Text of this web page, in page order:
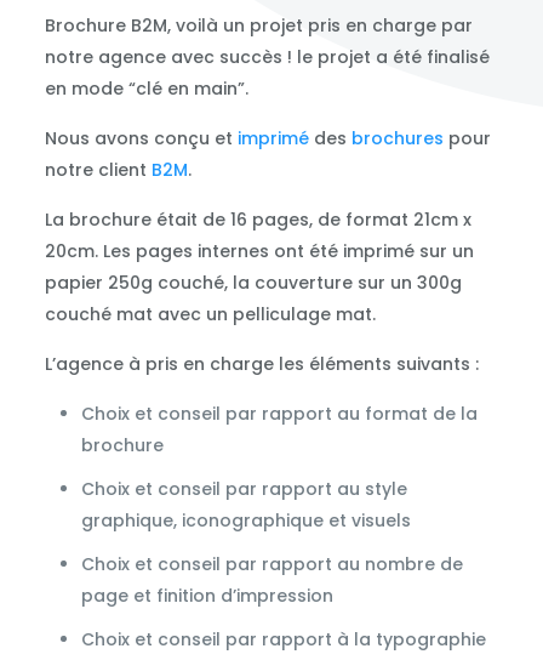
Brochure B2M, voilà un projet pris en charge par
notre agence avec succès ! le projet a été finalisé
en mode “clé en main”.
Nous avons conçu et imprimédes brochures pour
notre client B2M.
La brochure était de 16 pages, de format 21cm x
20cm. Les pages internes ont été imprimé sur un
papier 250g couché, la couverture sur un 300g
couché mat avec un pelliculage mat.
L’agence à pris en charge les éléments suivants :
Choix et conseil par rapport au format de la
brochure
Choix et conseil par rapport au style
graphique, iconographique et visuels
Choix et conseil par rapport au nombre de
page et finition d’impression
Choix et conseil par rapport à la typographie